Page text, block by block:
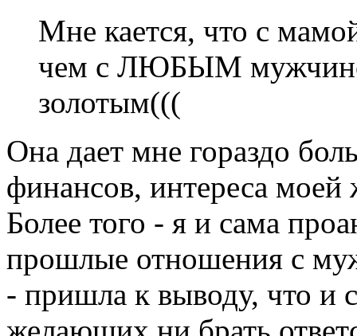
Мне кается, что с
чем с ЛЮБЫМ
золотым(((
Она дает мне гораздо
финансов, интереса
Более того - я и сама
прошлые отношения с
- пришла к выводу, что и